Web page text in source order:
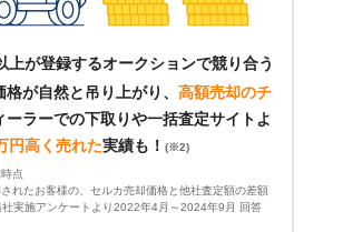
上が登録するオークションで競り合う
が自然と吊り上がり、 高額売却のチ
ーラーでの下取りや一括査定サイトよ
円高く売れた実績も！ (※2)
点
れたお客様の、セルカ売却価格と他社査定額の差額
実施アンケートより2022年4月～2024年9月 回答